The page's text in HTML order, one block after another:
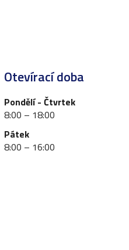
Otevírací doba
Pondělí - Čtvrtek
8:00 – 18:00
Pátek
8:00 – 16:00